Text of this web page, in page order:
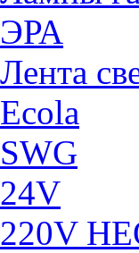
ЭРА
Лента
Ecola
SWG
24V
220V